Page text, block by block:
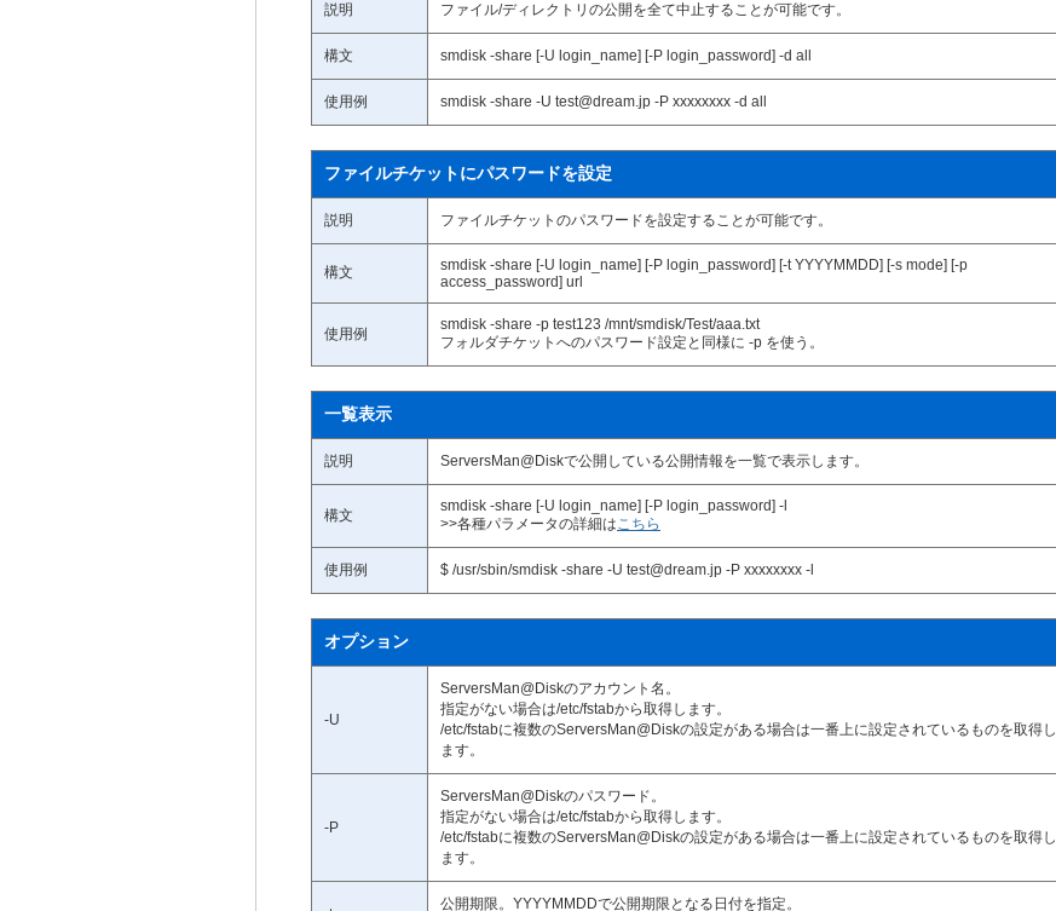
説明 ファイル/ディレクトリの公開を全て中止することが可能です。
構文 smdisk -share [-U login_name] [-P login_password] -d all
使用例 smdisk -share -U test@dream.jp -P xxxxxxxx -d all
ファイルチケットにパスワードを設定
説明 ファイルチケットのパスワードを設定することが可能です。
構文
smdisk -share [-U login_name] [-P login_password] [-t YYYYMMDD] [-s mode] [-p
access_password] url
使用例
smdisk -share -p test123 /mnt/smdisk/Test/aaa.txt
フォルダチケットへのパスワード設定と同様に -p を使う。
一覧表示
説明 ServersMan@Diskで公開している公開情報を一覧で表示します。
構文
smdisk -share [-U login_name] [-P login_password] -l
>>各種パラメータの詳細はこちら
使用例 $ /usr/sbin/smdisk -share -U test@dream.jp -P xxxxxxxx -l
オプション
-U
ServersMan@Diskのアカウント名。
指定がない場合は/etc/fstabから取得します。
/etc/fstabに複数のServersMan@Diskの設定がある場合は一番上に設定されているものを取得し
ます。
-P
ServersMan@Diskのパスワード。
指定がない場合は/etc/fstabから取得します。
/etc/fstabに複数のServersMan@Diskの設定がある場合は一番上に設定されているものを取得し
ます。
公開期限。YYYYMMDDで公開期限となる日付を指定。